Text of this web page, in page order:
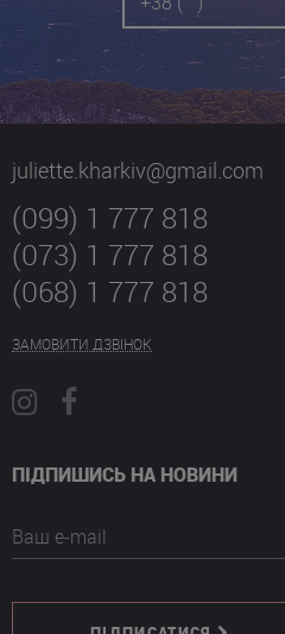
juliette.kharkiv@gmail.com
(099) 1 777 818
(073) 1 777 818
(068) 1 777 818
ЗАМОВИТИ ДЗВІНОК
ПІДПИШИСЬ НА НОВИНИ
Ваш e-mail